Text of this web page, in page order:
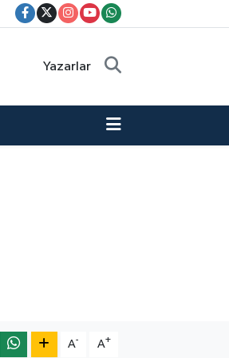
Yazarlar
A- A+